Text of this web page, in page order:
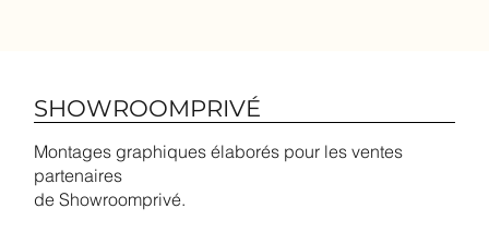
SHOWROOMPRIVÉ
Montages graphiques élaborés pour les ventes
partenaires
de Showroomprivé.